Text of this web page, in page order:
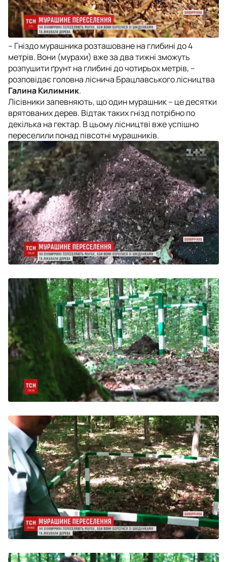
– Гніздо мурашника розташоване на глибині до 4
метрів. Вони (мурахи) вже за два тижні зможуть
розпушити ґрунт на глибині до чотирьох метрів, –
розповідає головна ліснича Брацлавського лісництва
Галина Килимник.
Лісівники запевняють, що один мурашник – це десятки
врятованих дерев. Відтак таких гнізд потрібно по
декілька на гектар. В цьому лісництві вже успішно
переселили понад півсотні мурашників.